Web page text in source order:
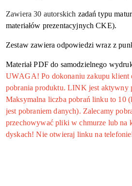
Zawiera 30 autorskich zadań typu
materiałów prezentacyjnych CKE).
Zestaw zawiera odpowiedzi wraz z
Materiał PDF do samodzielnego
UWAGA! Po dokonaniu zakupu klient
pobrania produktu. LINK jest aktywny
Maksymalna liczba pobrań linku to 10
jest pobraniem danych). Zalecamy
przechowywać pliki w chmurze lub na
dyskach! Nie otwieraj linku na